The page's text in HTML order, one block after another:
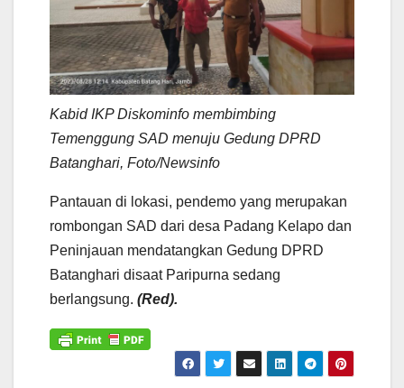
Kabid IKP Diskominfo membimbing
Temenggung SAD menuju Gedung DPRD
Batanghari, Foto/Newsinfo
Pantauan di lokasi, pendemo yang merupakan
rombongan SAD dari desa Padang Kelapo dan
Peninjauan mendatangkan Gedung DPRD
Batanghari disaat Paripurna sedang
berlangsung. (Red).